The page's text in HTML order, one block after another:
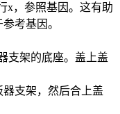
x，参照基因。这有助
考基因。
支架的底座。盖上盖
支架，然后合上盖